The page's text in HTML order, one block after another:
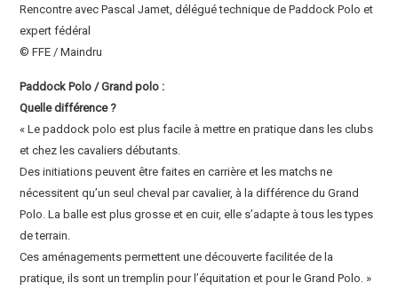
Rencontre avec Pascal Jamet, délégué technique de Paddock Polo et
expert fédéral
© FFE / Maindru
Paddock Polo / Grand polo :
Quelle différence ?
« Le paddock polo est plus facile à mettre en pratique dans les clubs
et chez les cavaliers débutants.
Des initiations peuvent être faites en carrière et les matchs ne
nécessitent qu’un seul cheval par cavalier, à la différence du Grand
Polo. La balle est plus grosse et en cuir, elle s’adapte à tous les types
de terrain.
Ces aménagements permettent une découverte facilitée de la
pratique, ils sont un tremplin pour l’équitation et pour le Grand Polo. »